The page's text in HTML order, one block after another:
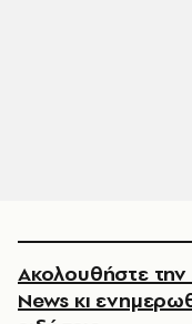
Ακολουθήστε
News κι